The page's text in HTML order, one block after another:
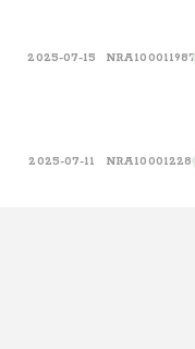
2025-07-15 NRA100011987
2025-07-11 NRA100012280